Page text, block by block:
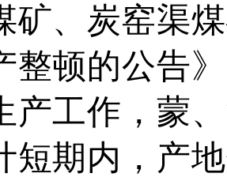
矿、炭窑渠
整顿的公告
产工作，蒙
短期内，产